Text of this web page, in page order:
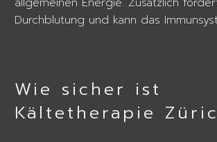
Durchblutung und kann das
Wie sicher ist
Kältetherapie